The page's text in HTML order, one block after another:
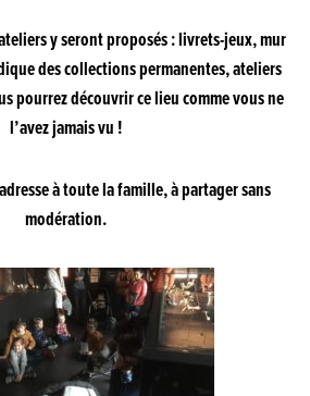
y seront proposés : livrets-jeux, mur
des collections permanentes, ateliers
pourrez découvrir ce lieu comme vous ne
l’avez jamais vu !
à toute la famille, à partager sans
modération.